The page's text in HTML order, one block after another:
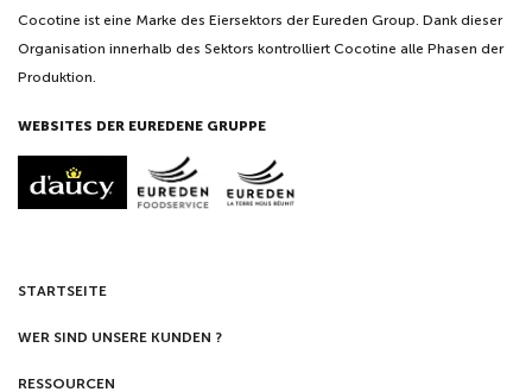
Cocotine ist eine Marke des Eiersektors der Eureden Group. Dank dieser
Organisation innerhalb des Sektors kontrolliert Cocotine alle Phasen der
Produktion.
WEBSITES DER EUREDENE GRUPPE
STARTSEITE
WER SIND UNSERE KUNDEN ?
RESSOURCEN